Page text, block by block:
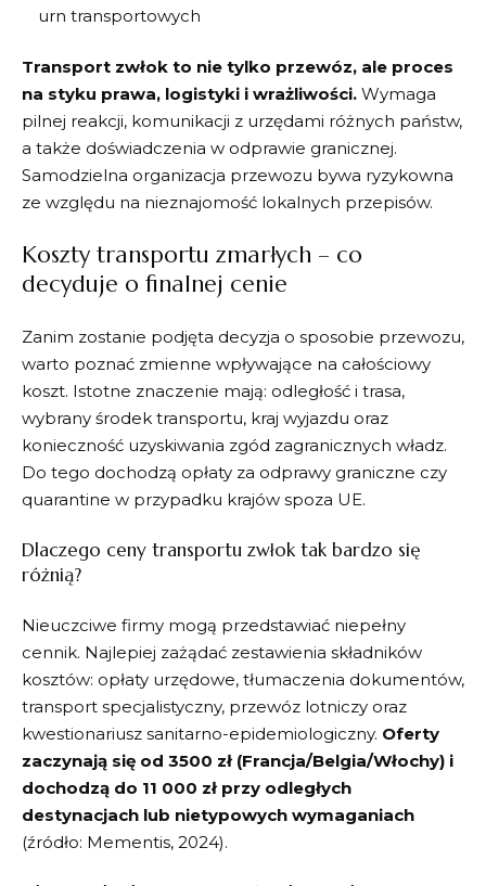
urn transportowych
Transport zwłok to nie tylko przewóz, ale proces
na styku prawa, logistyki i wrażliwości. Wymaga
pilnej reakcji, komunikacji z urzędami różnych państw,
a także doświadczenia w odprawie granicznej.
Samodzielna organizacja przewozu bywa ryzykowna
ze względu na nieznajomość lokalnych przepisów.
Koszty transportu zmarłych – co
decyduje o finalnej cenie
Zanim zostanie podjęta decyzja o sposobie przewozu,
warto poznać zmienne wpływające na całościowy
koszt. Istotne znaczenie mają: odległość i trasa,
wybrany środek transportu, kraj wyjazdu oraz
konieczność uzyskiwania zgód zagranicznych władz.
Do tego dochodzą opłaty za odprawy graniczne czy
quarantine w przypadku krajów spoza UE.
Dlaczego ceny transportu zwłok tak bardzo się
różnią?
Nieuczciwe firmy mogą przedstawiać niepełny
cennik. Najlepiej zażądać zestawienia składników
kosztów: opłaty urzędowe, tłumaczenia dokumentów,
transport specjalistyczny, przewóz lotniczy oraz
kwestionariusz sanitarno-epidemiologiczny. Oferty
zaczynają się od 3500 zł (Francja/Belgia/Włochy) i
dochodzą do 11 000 zł przy odległych
destynacjach lub nietypowych wymaganiach
(źródło: Mementis, 2024).